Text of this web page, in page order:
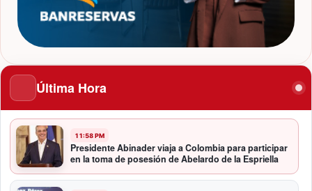
Última Hora
11:58 PM
Presidente Abinader viaja a Colombia para participar
en la toma de posesión de Abelardo de la Espriella